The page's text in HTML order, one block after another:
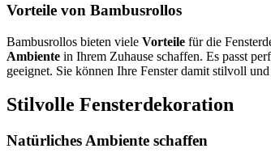
Vorteile von Bambusrollos
Bambusrollos bieten viele Vorteile für die
Ambiente in Ihrem Zuhause schaffen. Es passt
geeignet. Sie können Ihre Fenster damit stilvoll
Stilvolle Fensterdekoration
Natürliches Ambiente schaffen